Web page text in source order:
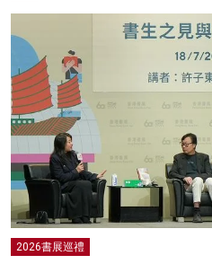
2026書展巡禮